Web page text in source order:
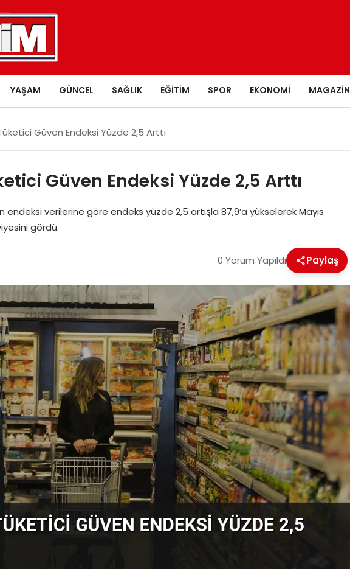
YAŞAM GÜNCEL SAĞLIK EĞITIM SPOR EKONOMI MAGAZIN
Güven Endeksi Yüzde 2,5 Arttı
Güven Endeksi Yüzde 2,5 Arttı
endeksi verilerine göre endeks yüzde 2,5 artışla 87,9’a yükselerek Mayıs
gördü.
0 Yorum Yapıldı Paylaş